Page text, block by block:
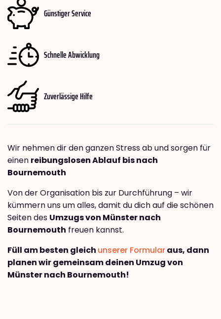
Günstiger Service
Schnelle Abwicklung
Zuverlässige Hilfe
Wir nehmen dir den ganzen Stress ab und sorgen für
einen reibungslosen Ablauf bis nach
Bournemouth
Von der Organisation bis zur Durchführung – wir
kümmern uns um alles, damit du dich auf die schönen
Seiten des Umzugs von Münster nach
Bournemouth freuen kannst.
Füll am besten gleich unserer Formularaus, dann
planen wir gemeinsam deinen Umzug von
Münster nach Bournemouth!